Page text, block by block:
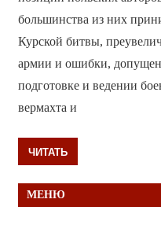
большинства из них
Курской битвы,
армии и ошибки,
подготовке и ведении
вермахта и
ЧИТАТЬ
МЕНЮ